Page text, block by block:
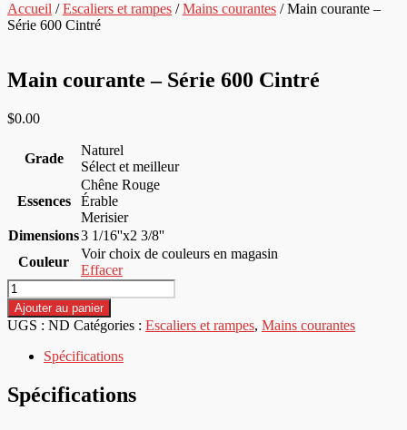
Accueil /Escaliers et rampes /Mains courantes / Main courante –
Série 600 Cintré
Main courante – Série 600 Cintré
$0.00
Grade
Naturel
Sélect et meilleur
Essences
Chêne Rouge
Érable
Merisier
Dimensions3 1/16''x2 3/8''
Couleur
Voir choix de couleurs en magasin
Effacer
quantité
de
Main
courante
600
Cintré
Ajouter au panier
UGS : ND Catégories : Escaliers et rampes, Mains courantes
Spécifications
Spécifications